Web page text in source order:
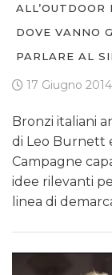
DOVE VANNO
PARLARE AL
17 Giugno 2014
Bronzi italiani
di Leo Burnett
Campagne
idee rilevanti
linea di